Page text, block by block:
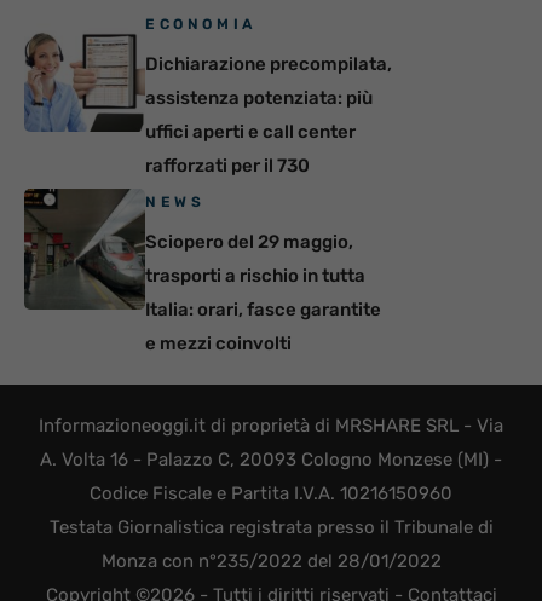
ECONOMIA
Dichiarazione precompilata,
assistenza potenziata: più
uffici aperti e call center
rafforzati per il 730
NEWS
Sciopero del 29 maggio,
trasporti a rischio in tutta
Italia: orari, fasce garantite
e mezzi coinvolti
Informazioneoggi.it di proprietà di MRSHARE SRL - Via
A. Volta 16 - Palazzo C, 20093 Cologno Monzese (MI) -
Codice Fiscale e Partita I.V.A. 10216150960
Testata Giornalistica registrata presso il Tribunale di
Monza con n°235/2022 del 28/01/2022
Copyright ©2026 - Tutti i diritti riservati - Contattaci